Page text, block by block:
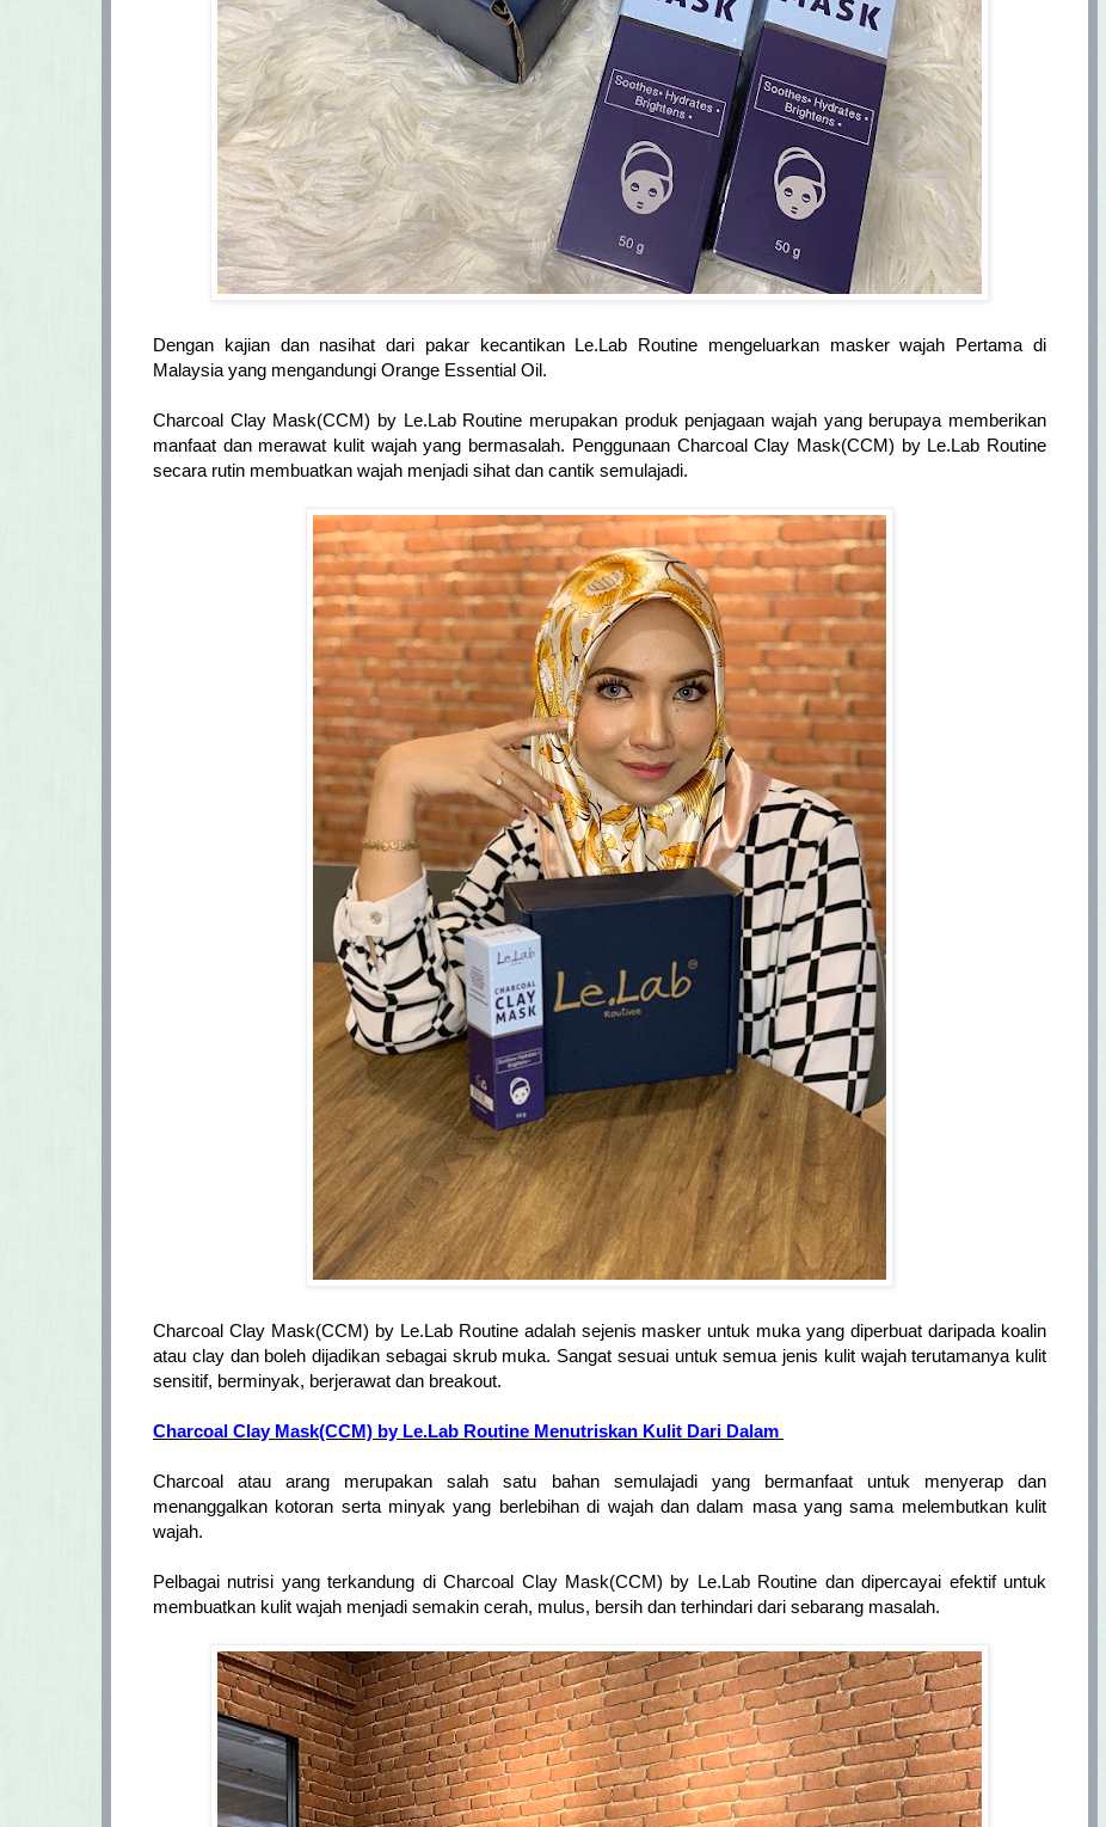
Dengan kajian dan nasihat dari pakar kecantikan Le.Lab Routine mengeluarkan masker wajah Pertama di
Malaysia yang mengandungi Orange Essential Oil.
Charcoal Clay Mask(CCM) by Le.Lab Routine merupakan produk penjagaan wajah yang berupaya memberikan
manfaat dan merawat kulit wajah yang bermasalah. Penggunaan Charcoal Clay Mask(CCM) by Le.Lab Routine
secara rutin membuatkan wajah menjadi sihat dan cantik semulajadi.
Charcoal Clay Mask(CCM) by Le.Lab Routine adalah sejenis masker untuk muka yang diperbuat daripada koalin
atau clay dan boleh dijadikan sebagai skrub muka. Sangat sesuai untuk semua jenis kulit wajah terutamanya kulit
sensitif, berminyak, berjerawat dan breakout.
Charcoal Clay Mask(CCM) by Le.Lab Routine Menutriskan Kulit Dari Dalam
Charcoal atau arang merupakan salah satu bahan semulajadi yang bermanfaat untuk menyerap dan
menanggalkan kotoran serta minyak yang berlebihan di wajah dan dalam masa yang sama melembutkan kulit
wajah.
Pelbagai nutrisi yang terkandung di Charcoal Clay Mask(CCM) by Le.Lab Routine dan dipercayai efektif untuk
membuatkan kulit wajah menjadi semakin cerah, mulus, bersih dan terhindari dari sebarang masalah.